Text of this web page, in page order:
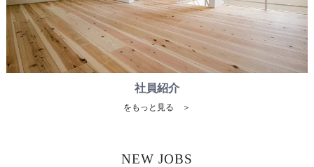
社員紹介
をもっと見る ＞
NEW JOBS